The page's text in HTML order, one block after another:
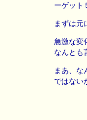
ーゲット
まずは元
急激な変
なんとも
まあ、な
ではない